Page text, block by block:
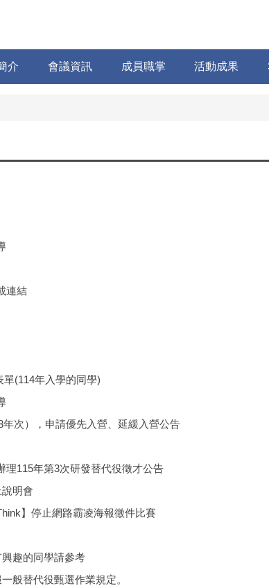
介 會議資訊 成員職掌 活動成果
連結
(114年入學的同學)
年次），申請優先入營、延緩入營公告
理115年第3次研發替代役徵才公告
說明會
】停止網路霸凌海報徵件比賽
趣的同學請參考
般替代役甄選作業規定。